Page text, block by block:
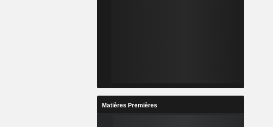
Matières Premières